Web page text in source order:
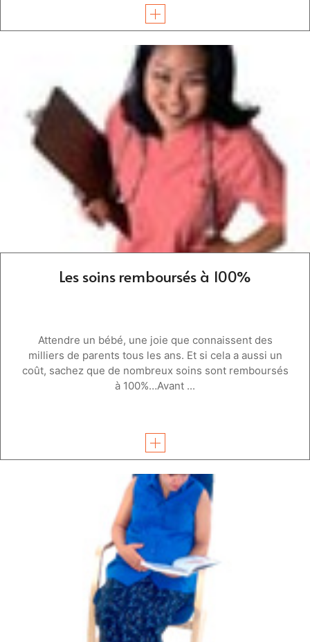
Les soins remboursés à 100%
Attendre un bébé, une joie que connaissent des
milliers de parents tous les ans. Et si cela a aussi un
coût, sachez que de nombreux soins sont remboursés
à 100%…Avant ...